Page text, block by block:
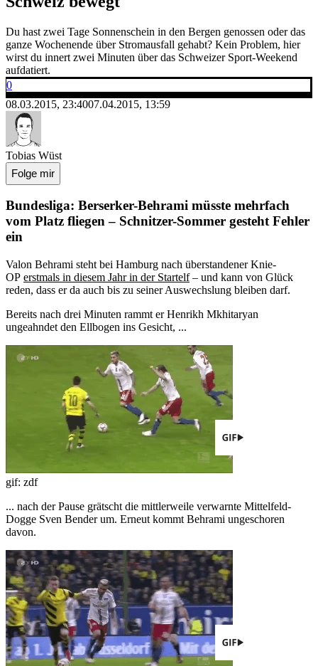
Du hast zwei Tage Sonnenschein in den Bergen genossen oder das
ganze Wochenende über Stromausfall gehabt? Kein Problem, hier
wirst du innert zwei Minuten über das Schweizer Sport-Weekend
aufdatiert.
0
08.03.2015, 23:4007.04.2015, 13:59
Tobias Wüst
Folge mir
Bundesliga: Berserker-Behrami müsste mehrfach
vom Platz fliegen – Schnitzer-Sommer gesteht Fehler
ein
Valon Behrami steht bei Hamburg nach überstandener Knie-
OP erstmals in diesem Jahr in der Startelf– und kann von Glück
reden, dass er da auch bis zu seiner Auswechslung bleiben darf.
Bereits nach drei Minuten rammt er Henrikh Mkhitaryan
ungeahndet den Ellbogen ins Gesicht, ...
gif: zdf
... nach der Pause grätscht die mittlerweile verwarnte Mittelfeld-
Dogge Sven Bender um. Erneut kommt Behrami ungeschoren
davon.